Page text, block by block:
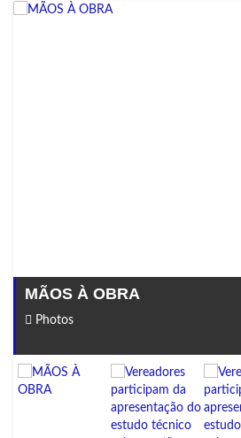
MÃOS À OBRA
Photos